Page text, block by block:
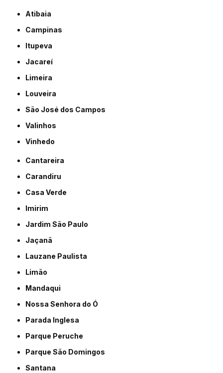
Atibaia
Campinas
Itupeva
Jacareí
Limeira
Louveira
São José dos Campos
Valinhos
Vinhedo
Cantareira
Carandiru
Casa Verde
Imirim
Jardim São Paulo
Jaçanã
Lauzane Paulista
Limão
Mandaqui
Nossa Senhora do Ó
Parada Inglesa
Parque Peruche
Parque São Domingos
Santana